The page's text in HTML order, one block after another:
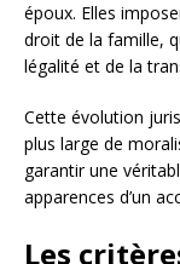
époux. Elles
droit de la famille,
légalité et de la
Cette évolution
plus large de
garantir une
apparences d’un
Les